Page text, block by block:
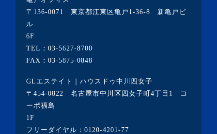
・2021年5月(2記事)
・2021年4月(4記事)
・2021年2月(3記事)
・2021年1月(3記事)
・2020年12月(7記事)
・2020年11月(5記事)
・2020年10月(3記事)
〒136-0071 東京都江東区亀戸1-36-8 新亀戸ビ
ル
6F
TEL： 03-5627-8700
FAX：03-5875-0848
GLエステイト｜ハウスドゥ中川四女子
〒454-0822 名古屋市中川区四女子町4丁目1 コ
ーポ福島
1F
フリーダイヤル： 0120-4201-77